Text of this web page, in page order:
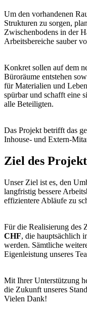
Um den vorhandenen
Strukturen zu sorgen,
Zwischenbodens in der
Arbeitsbereiche sauber
Konkret sollen auf dem
Büroräume entstehen
für Materialien und
spürbar und schafft eine
alle Beteiligten.
Das Projekt betrifft das
Inhouse- und Extern-
Ziel des
Unser Ziel ist es, den
langfristig bessere
effizientere Abläufe zu
Für die Realisierung des
CHF, die hauptsächlich
werden. Sämtliche
Eigenleistung unseres
Mit Ihrer Unterstützung
die Zukunft unseres
Vielen Dank!